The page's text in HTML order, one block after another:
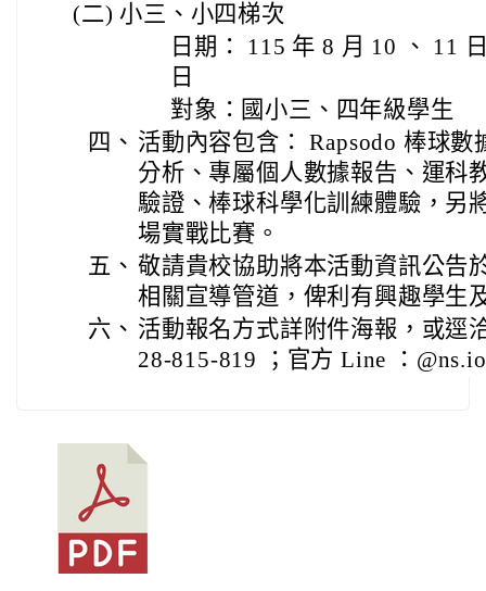
(二) 小三、小四梯次
日期： 115 年 8 月 10 、 11
日
對象：國小三、四年級學生
四、 活動內容包含： Rapsodo 棒球
分析、專屬個人數據報告、運科
驗證、棒球科學化訓練體驗，另
場實戰比賽。
五、 敬請貴校協助將本活動資訊公告
相關宣導管道，俾利有興趣學生
六、 活動報名方式詳附件海報，或逕
28-815-819 ；官方 Line ：